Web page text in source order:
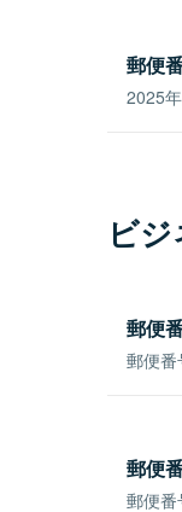
郵便
2025
ビ
郵便
郵便番
郵便
郵便番